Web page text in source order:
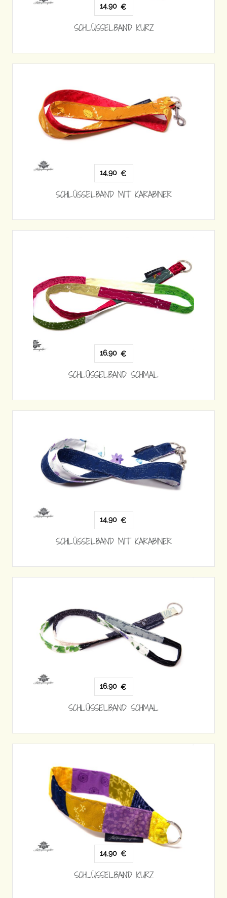
14,90 €
SCHLÜSSELBAND KURZ
14,90 €
SCHLÜSSELBAND MIT KARABINER
16,90 €
SCHLÜSSELBAND SCHMAL
14,90 €
SCHLÜSSELBAND MIT KARABINER
16,90 €
SCHLÜSSELBAND SCHMAL
14,90 €
SCHLÜSSELBAND KURZ